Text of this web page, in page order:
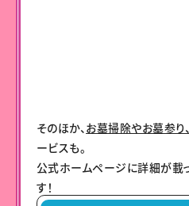
そのほか、お墓掃除やお墓参り
ービスも。
公式ホームページに詳細が載
す！